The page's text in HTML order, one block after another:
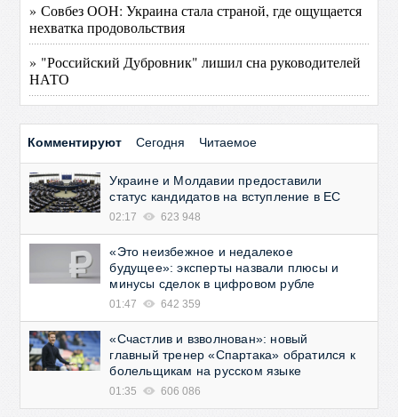
» Совбез ООН: Украина стала страной, где ощущается
нехватка продовольствия
» "Российский Дубровник" лишил сна руководителей
НАТО
Комментируют Сегодня Читаемое
Украине и Молдавии предоставили
статус кандидатов на вступление в ЕС
02:17 623 948
«Это неизбежное и недалекое
будущее»: эксперты назвали плюсы и
минусы сделок в цифровом рубле
01:47 642 359
«Счастлив и взволнован»: новый
главный тренер «Спартака» обратился к
болельщикам на русском языке
01:35 606 086